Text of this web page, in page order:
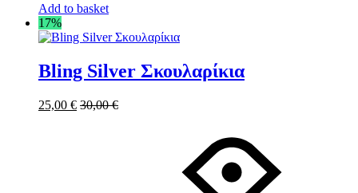
Add to basket
17%
Bling Silver Σκουλαρίκια
25,00 € 30,00€